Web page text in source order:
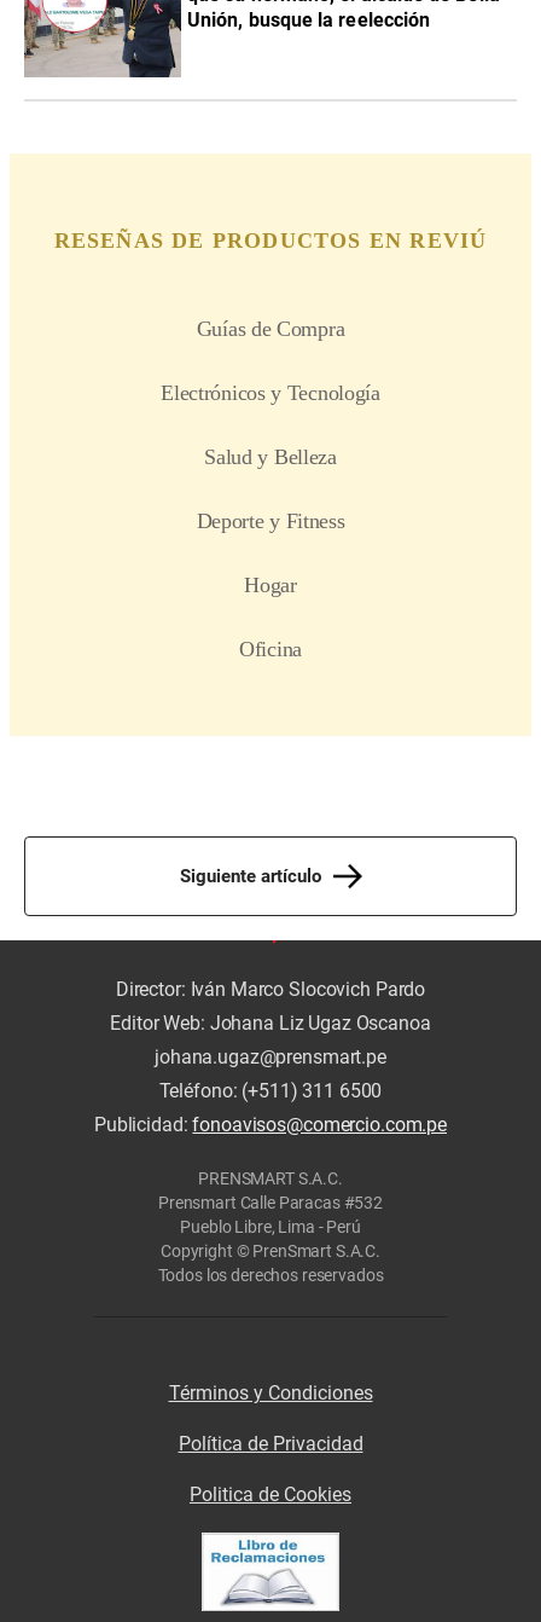
Unión, busque la reelección
Siguiente artículo
Director: Iván Marco Slocovich Pardo
Editor Web: Johana Liz Ugaz Oscanoa
johana.ugaz@prensmart.pe
Teléfono: (+511) 311 6500
Publicidad:fonoavisos@comercio.com.pe
PRENSMART S.A.C.
Prensmart Calle Paracas #532
Pueblo Libre, Lima - Perú
Copyright © PrenSmart S.A.C.
Todos los derechos reservados
Términos y Condiciones
Política de Privacidad
Politica de Cookies